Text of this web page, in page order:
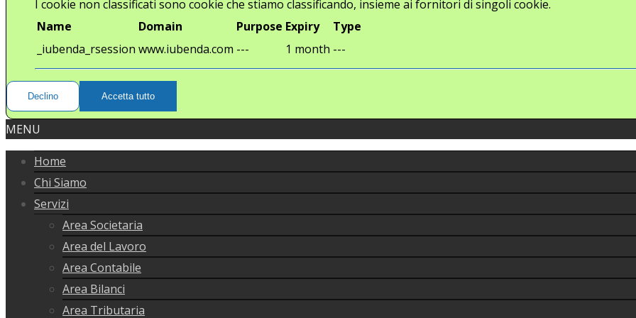
I cookie non classificati sono cookie che stiamo classificando, insieme ai fornitori di singoli cookie.
Name
Domain Purpose Expiry
Type
_iubenda_rsession www.iubenda.com --- 1 month ---
Declino Accetta tutto
MENU
Home
Chi Siamo
Servizi
Area Societaria
Area del Lavoro
Area Contabile
Area Bilanci
Area Tributaria